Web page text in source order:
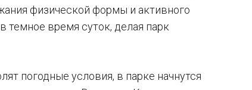
физической формы и активного
темное время суток, делая парк
погодные условия, в парке начнутся